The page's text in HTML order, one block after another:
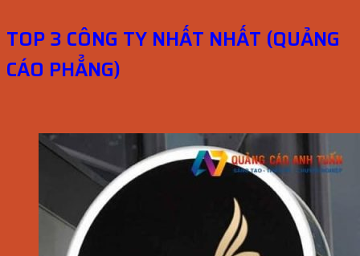
TOP 3 CÔNG TY NHẤT NHẤT (QUẢNG
CÁO PHẲNG)